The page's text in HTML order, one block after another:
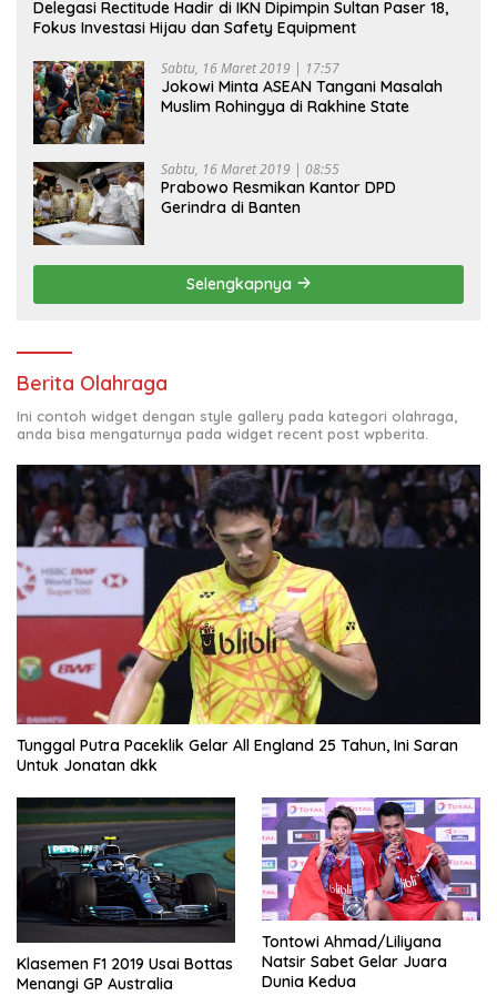
Delegasi Rectitude Hadir di IKN Dipimpin Sultan Paser 18,
Fokus Investasi Hijau dan Safety Equipment
Sabtu, 16 Maret 2019 | 17:57
Jokowi Minta ASEAN Tangani Masalah
Muslim Rohingya di Rakhine State
Sabtu, 16 Maret 2019 | 08:55
Prabowo Resmikan Kantor DPD
Gerindra di Banten
Selengkapnya
Berita Olahraga
Ini contoh widget dengan style gallery pada kategori olahraga,
anda bisa mengaturnya pada widget recent post wpberita.
Tunggal Putra Paceklik Gelar All England 25 Tahun, Ini Saran
Untuk Jonatan dkk
Klasemen F1 2019 Usai Bottas
Menangi GP Australia
Tontowi Ahmad/Liliyana
Natsir Sabet Gelar Juara
Dunia Kedua